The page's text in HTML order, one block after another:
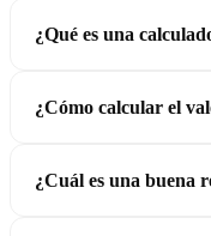
¿Qué es una
¿Cómo calcular el
¿Cuál es una buena